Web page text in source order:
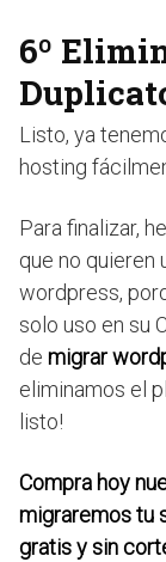
6º
Listo, ya
hosting
Para finalizar,
que no quieren
wordpress,
solo uso en su
de migrar
eliminamos el
listo!
Compra hoy
migraremos tu
gratis y sin